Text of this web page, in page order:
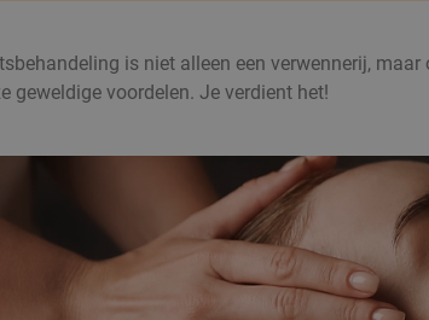
is niet alleen een verwennerij,
geweldige voordelen. Je verdient het!